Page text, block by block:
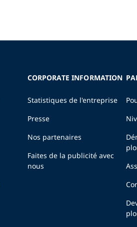
CORPORATE INFORMATION
Statistiques de l'entreprise
Presse
Nos partenaires
Faites de la publicité avec
nous